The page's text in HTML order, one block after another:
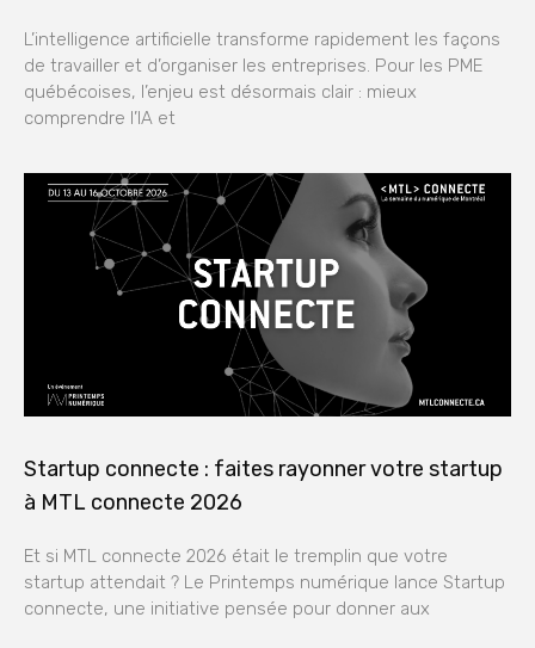
L’intelligence artificielle transforme rapidement les façons
de travailler et d’organiser les entreprises. Pour les PME
québécoises, l’enjeu est désormais clair : mieux
comprendre l’IA et
Startup connecte : faites rayonner votre startup
à MTL connecte 2026
Et si MTL connecte 2026 était le tremplin que votre
startup attendait ? Le Printemps numérique lance Startup
connecte, une initiative pensée pour donner aux